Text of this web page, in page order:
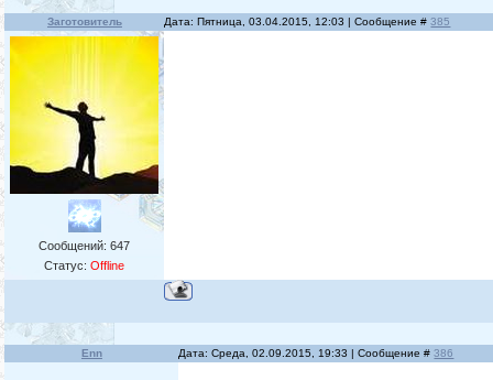
Заготовитель Дата: Пятница, 03.04.2015, 12:03 | Сообщение #385
Сообщений:647
Статус:Offline
Enn Дата: Среда, 02.09.2015, 19:33 | Сообщение #386